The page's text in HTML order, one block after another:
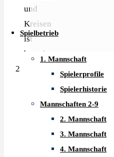
Spielbetrieb
1. Mannschaft
Spielerprofile
Spielerhistorie
Mannschaften 2-9
2. Mannschaft
3. Mannschaft
4. Mannschaft
und
Kreisen
ist
beendet.